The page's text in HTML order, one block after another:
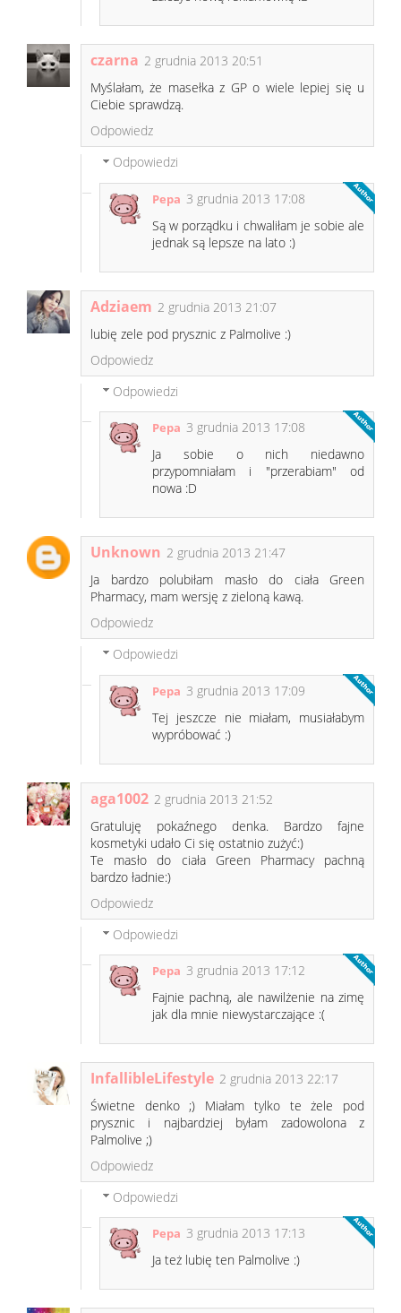
czarna 2 grudnia 2013 20:51
Myślałam, że masełka z GP o wiele lepiej się u
Ciebie sprawdzą.
Odpowiedz
Odpowiedzi
Pepa 3 grudnia 2013 17:08
Są w porządku i chwaliłam je sobie ale
jednak są lepsze na lato :)
Adziaem 2 grudnia 2013 21:07
lubię zele pod prysznic z Palmolive :)
Odpowiedz
Odpowiedzi
Pepa 3 grudnia 2013 17:08
Ja sobie o nich niedawno
przypomniałam i "przerabiam" od
nowa :D
Unknown 2 grudnia 2013 21:47
Ja bardzo polubiłam masło do ciała Green
Pharmacy, mam wersję z zieloną kawą.
Odpowiedz
Odpowiedzi
Pepa 3 grudnia 2013 17:09
Tej jeszcze nie miałam, musiałabym
wypróbować :)
aga1002 2 grudnia 2013 21:52
Gratuluję pokaźnego denka. Bardzo fajne
kosmetyki udało Ci się ostatnio zużyć:)
Te masło do ciała Green Pharmacy pachną
bardzo ładnie:)
Odpowiedz
Odpowiedzi
Pepa 3 grudnia 2013 17:12
Fajnie pachną, ale nawilżenie na zimę
jak dla mnie niewystarczające :(
InfallibleLifestyle 2 grudnia 2013 22:17
Świetne denko ;) Miałam tylko te żele pod
prysznic i najbardziej byłam zadowolona z
Palmolive ;)
Odpowiedz
Odpowiedzi
Pepa 3 grudnia 2013 17:13
Ja też lubię ten Palmolive :)